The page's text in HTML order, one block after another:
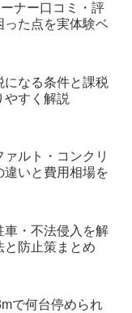
ナー口コミ・評
った点を実体験ベ
になる条件と課税
やすく解説
ルト・コンクリ
違いと費用相場を
車・不法侵入を解
と防止策まとめ
で何台停められ